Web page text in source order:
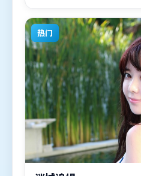
材的观众观看。
热门